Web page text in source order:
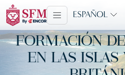
ESPAÑOL
FORMACIÓN
EN LAS ISLAS